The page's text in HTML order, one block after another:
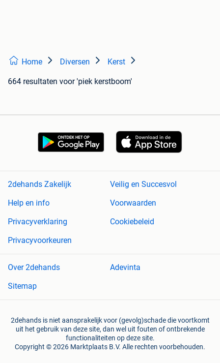
Home Diversen Kerst
664 resultaten voor 'piek kerstboom'
2dehands Zakelijk
Veilig en Succesvol
Help en info
Voorwaarden
Privacyverklaring
Cookiebeleid
Privacyvoorkeuren
Over 2dehands
Adevinta
Sitemap
2dehands is niet aansprakelijk voor (gevolg)schade die voortkomt
uit het gebruik van deze site, dan wel uit fouten of ontbrekende
functionaliteiten op deze site.
Copyright © 2026 Marktplaats B.V. Alle rechten voorbehouden.